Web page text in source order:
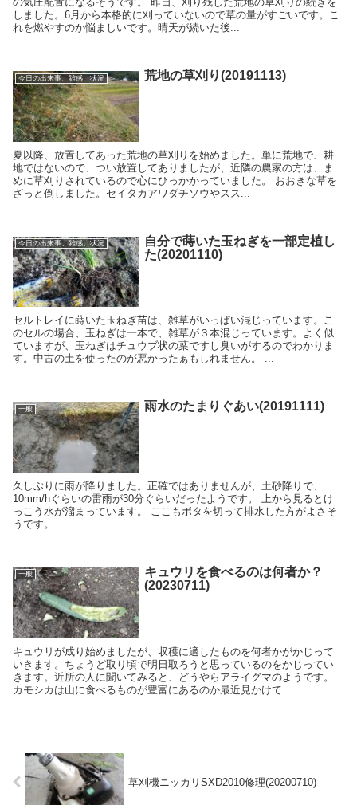
しました。6月から本格的に刈っていないので草の量がすごいです。こ
れを燃やすのか悩ましいです。晴天が続いた後...
今日の出来事、雑感、状況 荒地の草刈り(20191113)
夏以降、放置してあった荒地の草刈りを始めました。単に荒地で、耕
地ではないので、つい放置してありましたが、近隣の農家の方は、ま
めに草刈りされているので心にひっかかっていました。 おおきな草を
ざっと倒しました。セイタカアワダチソウやスス...
今日の出来事、雑感、状況
自分で蒔いた玉ねぎを一部定植し
た(20201110)
セルトレイに蒔いた玉ねぎ苗は、雑草がいっぱい混じっています。こ
のセルの場合、玉ねぎは一本で、雑草が３本混じっています。よく似
ていますが、玉ねぎはチュウブ状の葉ですし臭いがするのでわかりま
す。中古の土を使ったのが悪かったぁもしれません。 ...
一般 雨水のたまりぐあい(20191111)
久しぶりに雨が降りました。正確ではありませんが、土砂降りで、
10mm/hぐらいの雷雨が30分ぐらいだったようです。 上から見るとけ
っこう水が溜まっています。 ここもボタを切って排水した方がよさそ
うです。
一般
キュウリを食べるのは何者か？
(20230711)
キュウリが成り始めましたが、収穫に適したものを何者かがかじって
いきます。ちょうど取り頃で明日取ろうと思っているのをかじってい
きます。近所の人に聞いてみると、どうやらアライグマのようです。
カモシカは山に食べるものが豊富にあるのか最近見かけて...
草刈機ニッカリSXD2010修理(20200710)